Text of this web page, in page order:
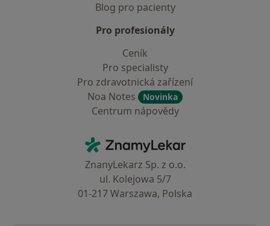
Blog pro pacienty
Pro profesionály
Ceník
Pro specialisty
Pro zdravotnická zařízení
Noa Notes
Novinka
Centrum nápovědy
ZnamyLekar - Hlavní stránka
ZnanyLekarz Sp. z o.o.
ul. Kolejowa 5/7
01-217 Warszawa, Polska